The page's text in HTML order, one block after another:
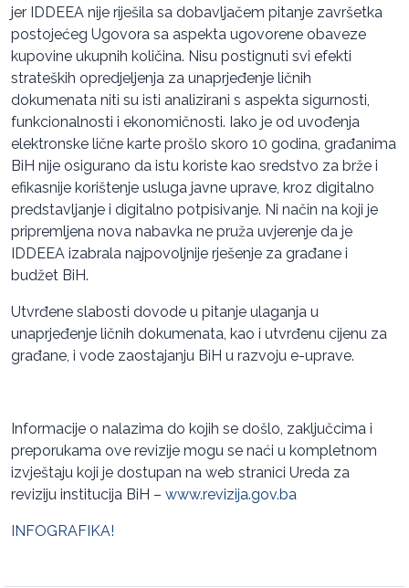
jer IDDEEA nije riješila sa dobavljačem pitanje završetka
postojećeg Ugovora sa aspekta ugovorene obaveze
kupovine ukupnih količina. Nisu postignuti svi efekti
strateških opredjeljenja za unaprjeđenje ličnih
dokumenata niti su isti analizirani s aspekta sigurnosti,
funkcionalnosti i ekonomičnosti. Iako je od uvođenja
elektronske lične karte prošlo skoro 10 godina, građanima
BiH nije osigurano da istu koriste kao sredstvo za brže i
efikasnije korištenje usluga javne uprave, kroz digitalno
predstavljanje i digitalno potpisivanje. Ni način na koji je
pripremljena nova nabavka ne pruža uvjerenje da je
IDDEEA izabrala najpovoljnije rješenje za građane i
budžet BiH.
Utvrđene slabosti dovode u pitanje ulaganja u
unaprjeđenje ličnih dokumenata, kao i utvrđenu cijenu za
građane, i vode zaostajanju BiH u razvoju e-uprave.
Informacije o nalazima do kojih se došlo, zaključcima i
preporukama ove revizije mogu se naći u kompletnom
izvještaju koji je dostupan na web stranici Ureda za
reviziju institucija BiH – www.revizija.gov.ba
INFOGRAFIKA!